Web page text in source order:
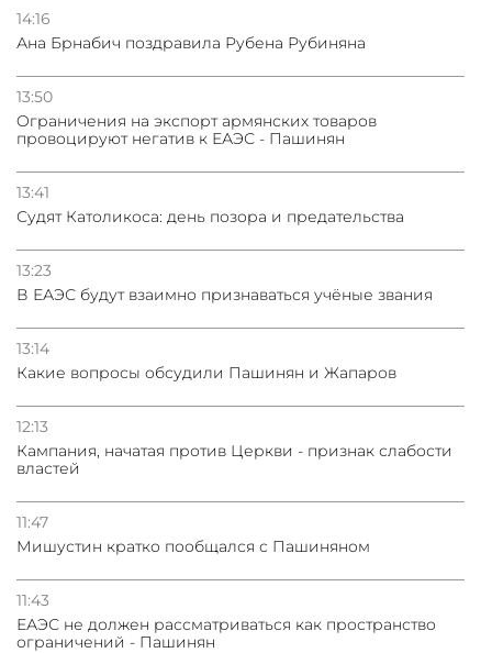
14:16
Ана Брнабич поздравила Рубена Рубиняна
13:50
Oграничения на экспорт армянских товаров
провоцируют негатив к ЕАЭС - Пашинян
13:41
Судят Католикоса: день позора и предательства
13:23
В ЕАЭС будут взаимно признаваться учёные звания
13:14
Какие вопросы обсудили Пашинян и Жапаров
12:13
Кампания, начатая против Церкви - признак слабости
властей
11:47
Мишустин кратко пообщался с Пашиняном
11:43
ЕАЭС не должен рассматриваться как пространство
ограничений - Пашинян